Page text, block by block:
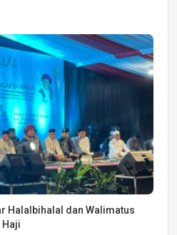
Halalbihalal dan Walimatus
Haji